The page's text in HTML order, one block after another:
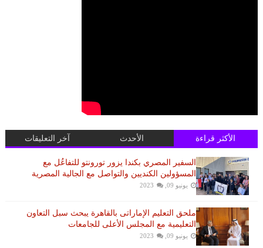
الأكثر قراءة الأحدث آخر التعليقات
السفير المصري بكندا يزور تورونتو للتفاعُل مع
المسؤولين الكنديين والتواصل مع الجالية المصرية
يونيو 09, 2023
ملحق التعليم الإماراتى بالقاهرة يبحث سبل التعاون
التعليمية مع المجلس الأعلى للجامعات
يونيو 09, 2023